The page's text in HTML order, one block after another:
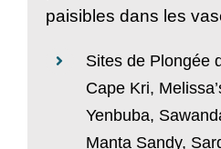
paisibles dans les
Sites de Plongée
Cape Kri,
Yenbuba,
Manta Sandy,